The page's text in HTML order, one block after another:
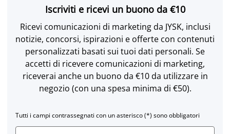
Iscriviti e ricevi un buono da €10
Ricevi comunicazioni di marketing da JYSK, inclusi
notizie, concorsi, ispirazioni e offerte con contenuti
personalizzati basati sui tuoi dati personali. Se
accetti di ricevere comunicazioni di marketing,
riceverai anche un buono da €10 da utilizzare in
negozio (con una spesa minima di €50).
Tutti i campi contrassegnati con un asterisco (*) sono obbligatori